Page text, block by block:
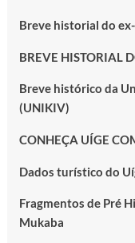
Breve historial do
BREVE HISTORIAL
Breve histórico da
(UNIKIV)
CONHEÇA UÍGE
Dados turístico do
Fragmentos de Pré
Mukaba